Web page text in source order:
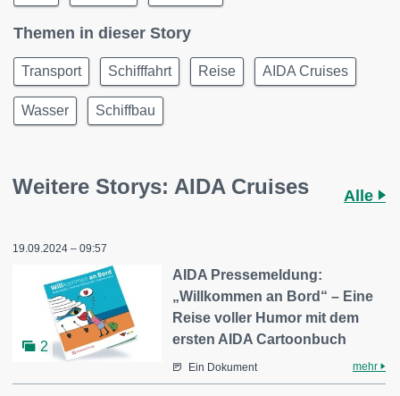
Themen in dieser Story
Transport Schifffahrt Reise AIDA Cruises
Wasser Schiffbau
Weitere Storys: AIDA Cruises Alle
19.09.2024 – 09:57
2
AIDA Pressemeldung:
„Willkommen an Bord“ – Eine
Reise voller Humor mit dem
ersten AIDA Cartoonbuch
Ein Dokument mehr